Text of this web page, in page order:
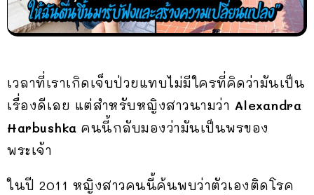
เวลาที่เราเกิดเจ็บป่วยแทบไม่มีใครที่คิดว่ามันเป็น
เรื่องดีเลย แต่สำหรับหญิงสาวนามว่า Alexandra
Harbushka คนนี้กลับมองว่ามันเป็นพรของ
พระเจ้า
ในปี 2011 หญิงสาวคนนี้ค้นพบว่าตัวเองติดโรค